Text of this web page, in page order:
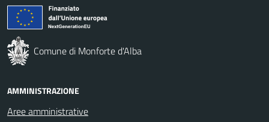
Comune di Monforte d'Alba
AMMINISTRAZIONE
Aree amministrative